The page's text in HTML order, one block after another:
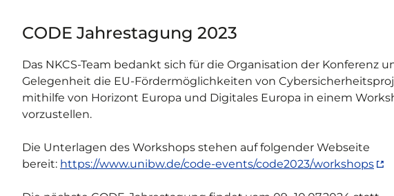
CODE Jahrestagung 2023
Das NKCS-Team bedankt sich für die Organisation der Konferenz
Gelegenheit die EU-Fördermöglichkeiten von
mithilfe von Horizont Europa und Digitales Europa in einem
vorzustellen.
Die Unterlagen des Workshops stehen auf folgender Webseite
bereit: https://www.unibw.de/code-events/code2023/workshops